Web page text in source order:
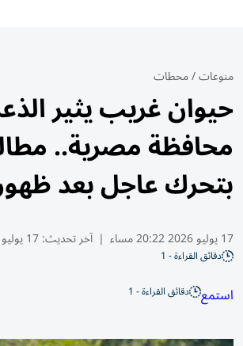
منوعات/محطات
حيوان غريب يثير
محافظة مصرية..
بتحرك عاجل بعد
17 يوليو 2026 20:22 مساء | آخر تحديث:17 يوليو 20:38 2026
دقائق القراءة - 1
استمع دقائق القراءة - 1